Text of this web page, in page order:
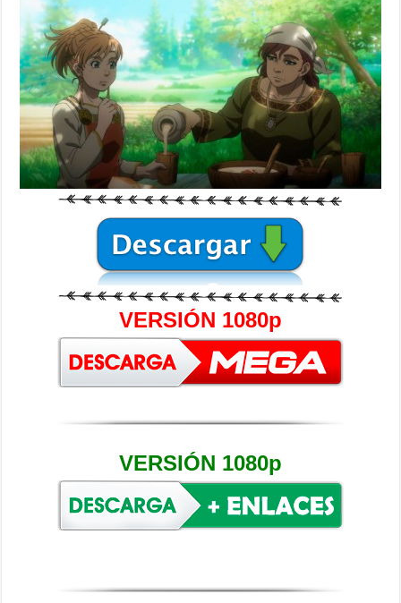
VERSIÓN 1080p
VERSIÓN 1080p